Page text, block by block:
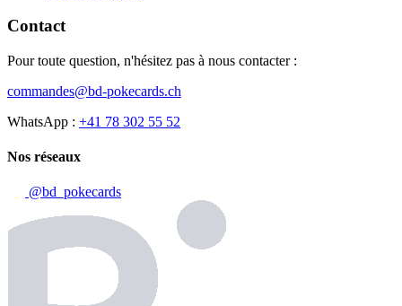
Contact
Pour toute question, n'hésitez pas à nous contacter :
commandes@bd-pokecards.ch
WhatsApp : +41 78 302 55 52
Nos réseaux
@bd_pokecards